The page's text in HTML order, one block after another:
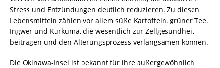
Stress und Entzündungen deutlich reduzieren. Zu diesen
Lebensmitteln zählen vor allem süße Kartoffeln, grüner Tee,
Ingwer und Kurkuma, die wesentlich zur Zellgesundheit
beitragen und den Alterungsprozess verlangsamen können.
Die Okinawa-Insel ist bekannt für ihre außergewöhnlich